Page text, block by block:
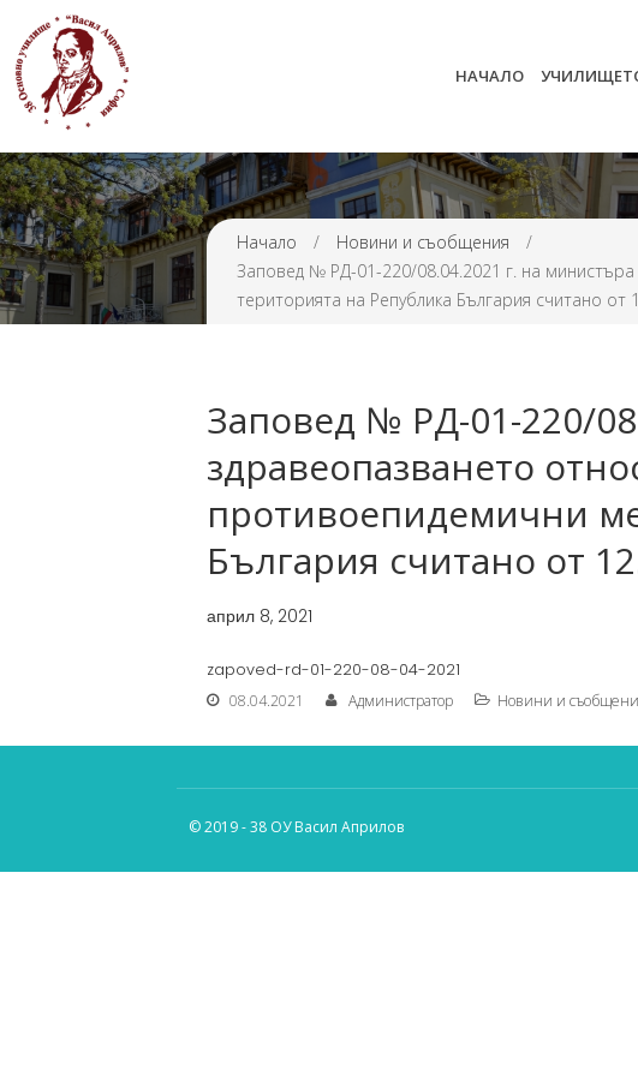
НАЧАЛО
Начало / Новини и съобщения
/
Заповед № РД-01-220/08.04.2021 г. на
територията на Република България считано от
Заповед № РД-01-220/
здравеопазването
противоепидемични
България считано от
април 8, 2021
zapoved-rd-01-220-08-04-2021
08.04.2021
Администратор Новини и
© 2019 - 38 ОУ Васил Априлов